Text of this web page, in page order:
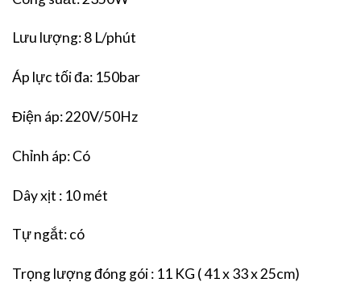
Lưu lượng: 8 L/phút
Áp lực tối đa: 150bar
Điện áp: 220V/50Hz
Chỉnh áp: Có
Dây xịt : 10 mét
Tự ngắt: có
Trọng lượng đóng gói : 11 KG ( 41 x 33 x 25cm)